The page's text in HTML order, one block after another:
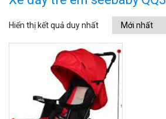
Hiển thị kết quả duy nhất